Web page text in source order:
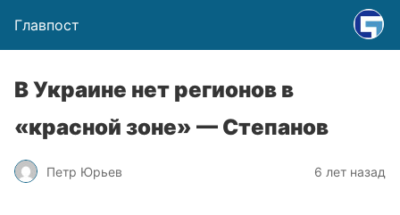
Главпост
В Украине нет регионов в
«красной зоне» — Степанов
Петр Юрьев 6 лет назад